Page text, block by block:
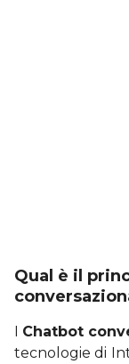
Qual è il
Chatbot
tecnologie di